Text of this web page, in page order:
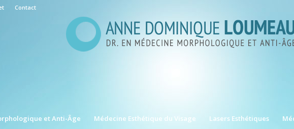
Contact
et Anti-Âge Médecine Esthétique du Visage Lasers Esthétiques